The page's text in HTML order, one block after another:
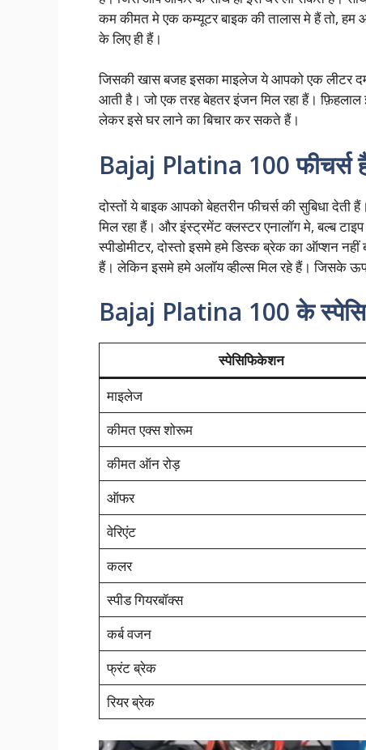
कम कीमत मे एक कम्यूटर बाइक की तालास मे हैं तो, हम
के लिए ही हैं।
जिसकी खास बजह इसका माइलेज ये आपको एक लीटर
आती है। जो एक तरह बेहतर इंजन मिल रहा हैं।
लेकर इसे घर लाने का बिचार कर सकते हैं।
Bajaj Platina 100 फीचर्स
दोस्तों ये बाइक आपको बेहतरीन फीचर्स की सुबिधा
मिल रहा हैं। और इंस्ट्रमेंट क्लस्टर एनालॉग मे, बल्ब
स्पीडोमीटर, दोस्तो इसमे हमे डिस्क ब्रेक का ऑप्शन
हैं। लेकिन इसमे हमे अलॉय व्हील्स मिल रहे हैं। जिसके
Bajaj Platina 100 के
स्पेसिफिकेशन
माइलेज
कीमत एक्स शोरूम
कीमत ऑन रोड़
ऑफर
वेरिएंट
कलर
स्पीड गियरबॉक्स
कर्ब वजन
फ्रंट ब्रेक
रियर ब्रेक